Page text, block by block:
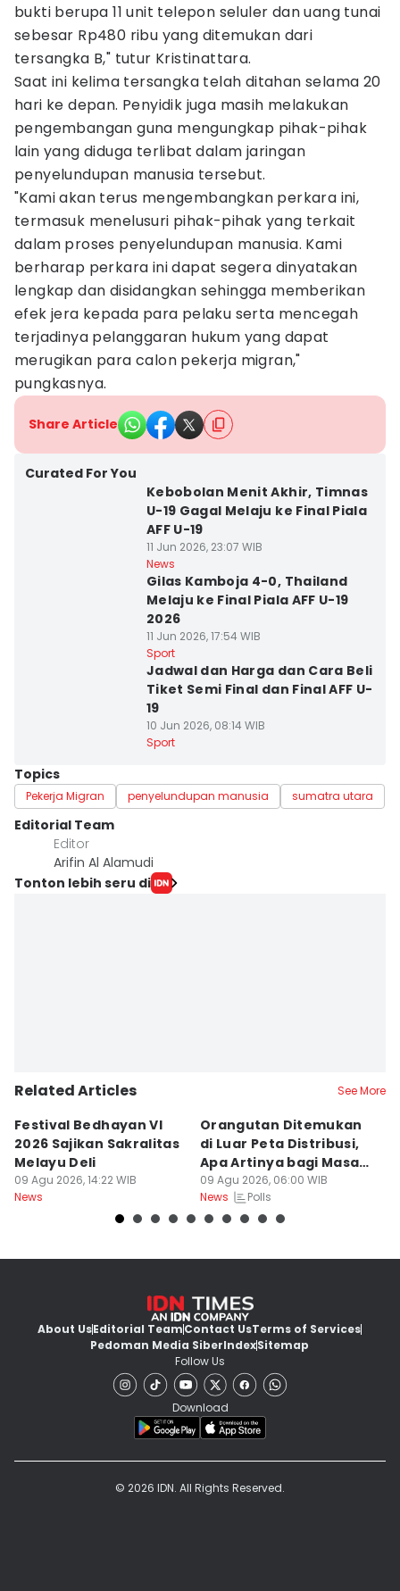
bukti berupa 11 unit telepon seluler dan uang tunai
sebesar Rp480 ribu yang ditemukan dari
tersangka B," tutur Kristinattara.
Saat ini kelima tersangka telah ditahan selama 20
hari ke depan. Penyidik juga masih melakukan
pengembangan guna mengungkap pihak-pihak
lain yang diduga terlibat dalam jaringan
penyelundupan manusia tersebut.
"Kami akan terus mengembangkan perkara ini,
termasuk menelusuri pihak-pihak yang terkait
dalam proses penyelundupan manusia. Kami
berharap perkara ini dapat segera dinyatakan
lengkap dan disidangkan sehingga memberikan
efek jera kepada para pelaku serta mencegah
terjadinya pelanggaran hukum yang dapat
merugikan para calon pekerja migran,"
pungkasnya.
Share Article
Curated For You
Kebobolan Menit Akhir, Timnas
U-19 Gagal Melaju ke Final Piala
AFF U-19
11 Jun 2026, 23:07 WIB
News
Gilas Kamboja 4-0, Thailand
Melaju ke Final Piala AFF U-19
2026
11 Jun 2026, 17:54 WIB
Sport
Jadwal dan Harga dan Cara Beli
Tiket Semi Final dan Final AFF U-
19
10 Jun 2026, 08:14 WIB
Sport
Topics
Pekerja Migran penyelundupan manusia sumatra utara
Editorial Team
Editor
Arifin Al Alamudi
Tonton lebih seru di
Related Articles See More
Festival Bedhayan VI
2026 Sajikan Sakralitas
Melayu Deli
09 Agu 2026, 14:22 WIB
News
Orangutan Ditemukan
di Luar Peta Distribusi,
Apa Artinya bagi Masa
Depan Konservasi?
09 Agu 2026, 06:00 WIB
News
Polls
About UsEditorial TeamContact UsTerms of Services
Pedoman Media SiberIndexSitemap
Follow Us
Download
© 2026 IDN. All Rights Reserved.